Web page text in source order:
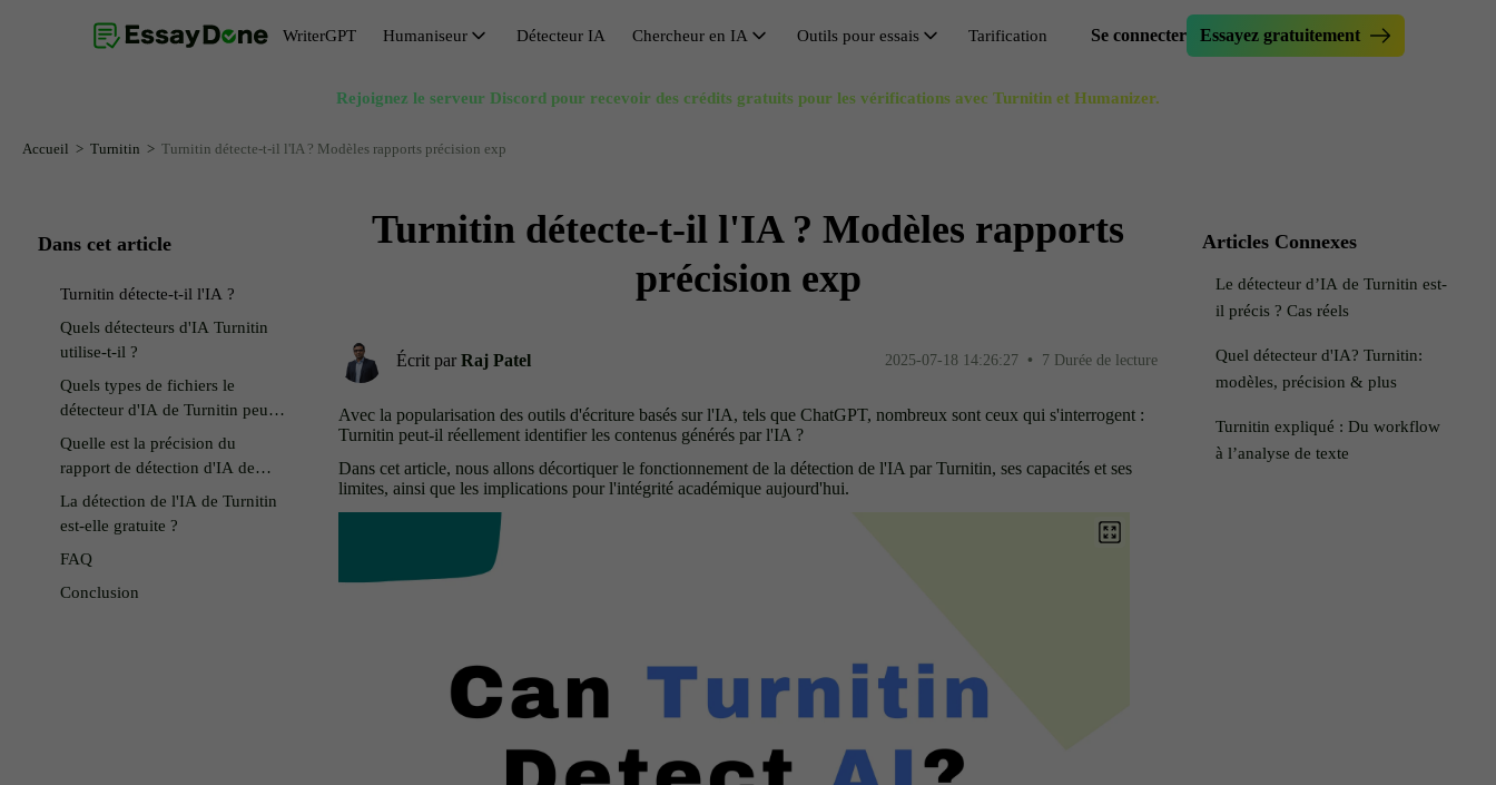
Humaniseur IA gratuit
Suppression de l’IA du texte
Réécrivain IA
Éviter la détection par l’IA
Réécrivain de dissertations
Humanisation IA gratuite
Humaniser une dissertation
Reformulateur de phrases
Rédacteur furtif
Générateur de sujets
Générateur de résumés
Générateur de conclusion d'essai
Recherche de synonymes
Réducteur d'essai
Vérificateur d'essai
Outil de paraphrase
Simplifier
WriterGPT Humaniseur Détecteur IA Chercheur en IA Outils pour essais Tarification Se connecter Essayez gratuitement
Rejoignez le serveur Discord pour recevoir des crédits gratuits pour les vérifications avec Turnitin et Humanizer.
Accueil Turnitin Turnitin détecte-t-il l'IA ? Modèles rapports précision exp
Dans cet article
Turnitin détecte-t-il l'IA ?
Quels détecteurs d'IA Turnitin
utilise-t-il ?
Quels types de fichiers le
détecteur d'IA de Turnitin peut-il
analyser ?
Quelle est la précision du
rapport de détection d'IA de
Turnitin ?
La détection de l'IA de Turnitin
est-elle gratuite ?
FAQ
Conclusion
Turnitin détecte-t-il l'IA ? Modèles rapports
précision exp
Écrit par Raj Patel 2025-07-18 14:26:27 • 7 Durée de lecture
Avec la popularisation des outils d'écriture basés sur l'IA, tels que ChatGPT, nombreux sont ceux qui s'interrogent :
Turnitin peut-il réellement identifier les contenus générés par l'IA ?
Dans cet article, nous allons décortiquer le fonctionnement de la détection de l'IA par Turnitin, ses capacités et ses
limites, ainsi que les implications pour l'intégrité académique aujourd'hui.
Articles Connexes
Le détecteur d’IA de Turnitin est-
il précis ? Cas réels
Quel détecteur d'IA? Turnitin:
modèles, précision & plus
Turnitin expliqué : Du workflow
à l’analyse de texte